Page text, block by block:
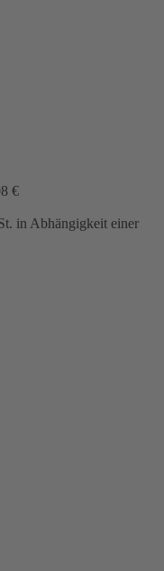
€
in Abhängigkeit einer